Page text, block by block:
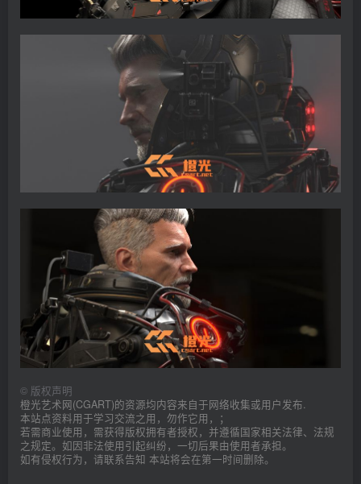
© 版权声明
橙光艺术网(CGART)的资源均内容来自于网络收集或用户发布.
本站点资料用于学习交流之用，勿作它用，；
若需商业使用，需获得版权拥有者授权，并遵循国家相关法律、法规
之规定。如因非法使用引起纠纷，一切后果由使用者承担。
如有侵权行为，请联系告知 本站将会在第一时间删除。